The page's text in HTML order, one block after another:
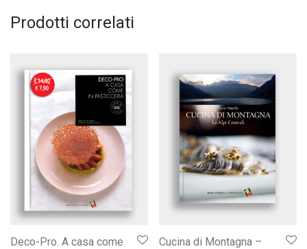
Prodotti correlati
Deco-Pro. A casa come
Cucina di Montagna –